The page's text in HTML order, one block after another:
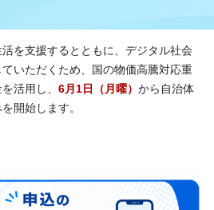
を支援するとともに、デジタル社会
いただくため、国の物価高騰対応重
活用し、 6月1日（月曜） から自治体
開始します。